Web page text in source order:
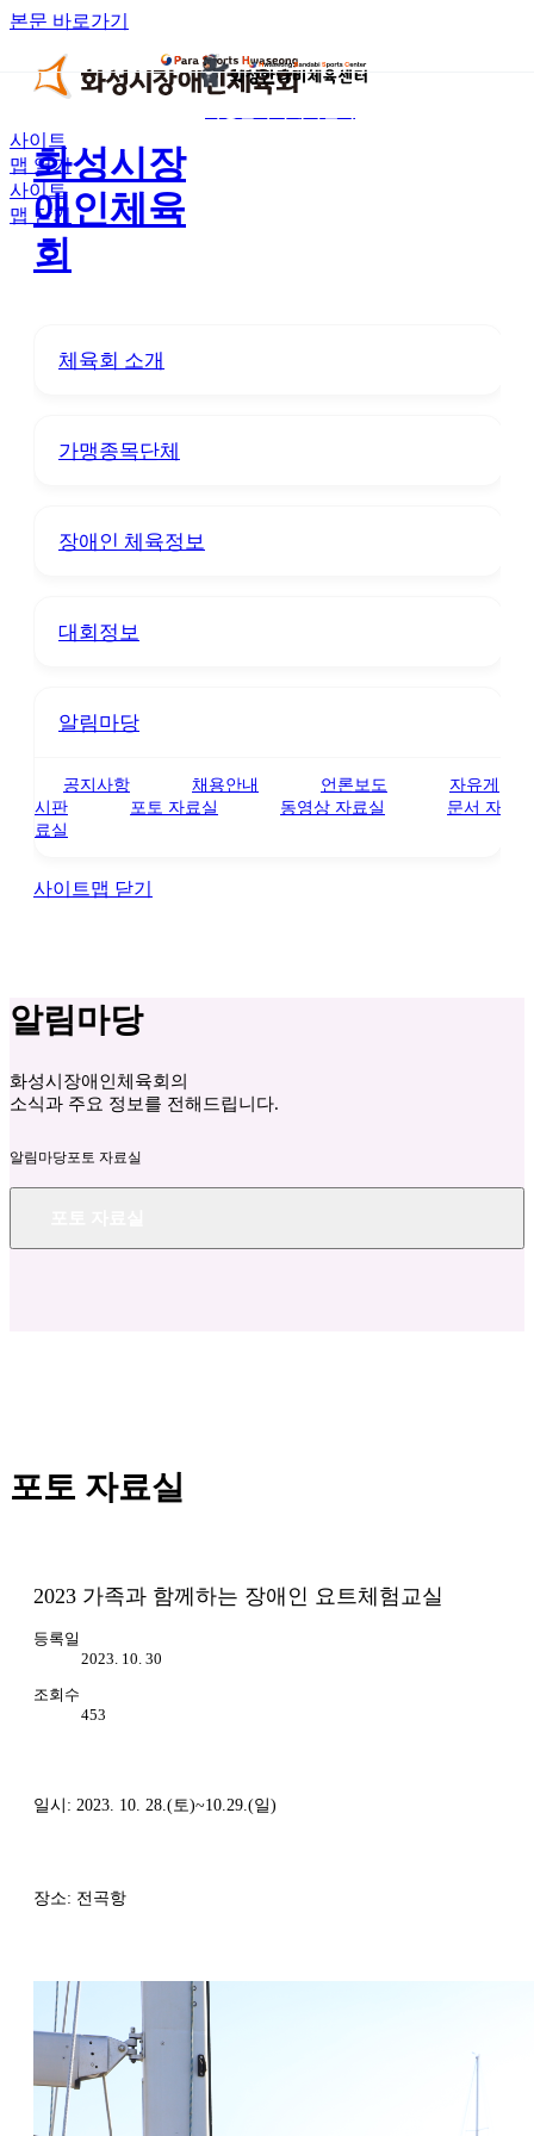
본문 바로가기
화성시장
애인체육
회
사이트
맵 열기
사이트
맵 닫기
체육회 소개
가맹종목단체
장애인 체육정보
대회정보
알림마당
공지사항 채용안내 언론보도
자유게
시판
포토 자료실 동영상 자료실
문서 자
료실
사이트맵 닫기
알림마당
화성시장애인체육회의
소식과 주요 정보를 전해드립니다.
알림마당포토 자료실
포토 자료실
2023 가족과 함께하는 장애인 요트체험교실
등록일
2023. 10. 30
조회수
453
일시: 2023. 10. 28.(토)~10.29.(일)
장소: 전곡항